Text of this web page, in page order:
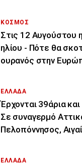
ΚΟΣΜΟΣ
Στις 12 Αυγούστου
ηλίου - Πότε θα
ουρανός στην
ΕΛΛΑΔΑ
Έρχονται 39άρια
Σε συναγερμό
Πελοπόννησος,
ΕΛΛΑΔΑ